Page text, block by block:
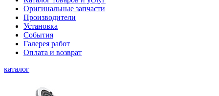
Оригинальные запчасти
Производители
Установка
События
Галерея работ
Оплата и возврат
каталог